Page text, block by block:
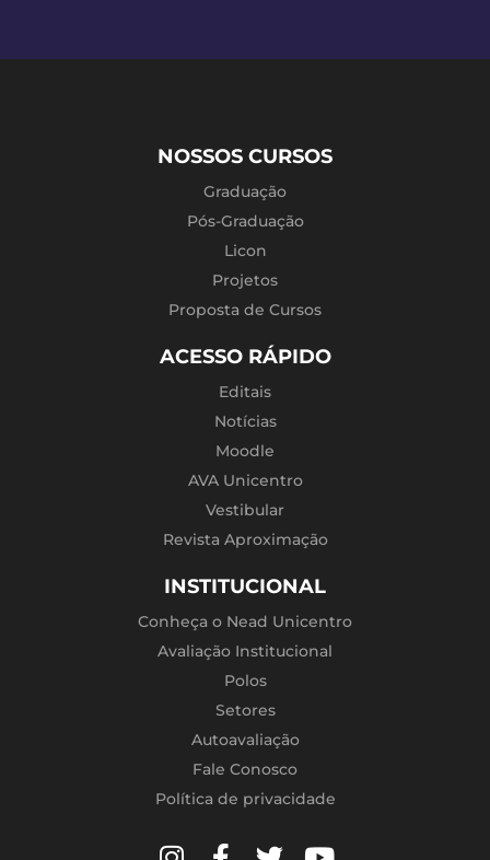
NOSSOS CURSOS
Graduação
Pós-Graduação
Licon
Projetos
Proposta de Cursos
ACESSO RÁPIDO
Editais
Notícias
Moodle
AVA Unicentro
Vestibular
Revista Aproximação
INSTITUCIONAL
Conheça o Nead Unicentro
Avaliação Institucional
Polos
Setores
Autoavaliação
Fale Conosco
Política de privacidade